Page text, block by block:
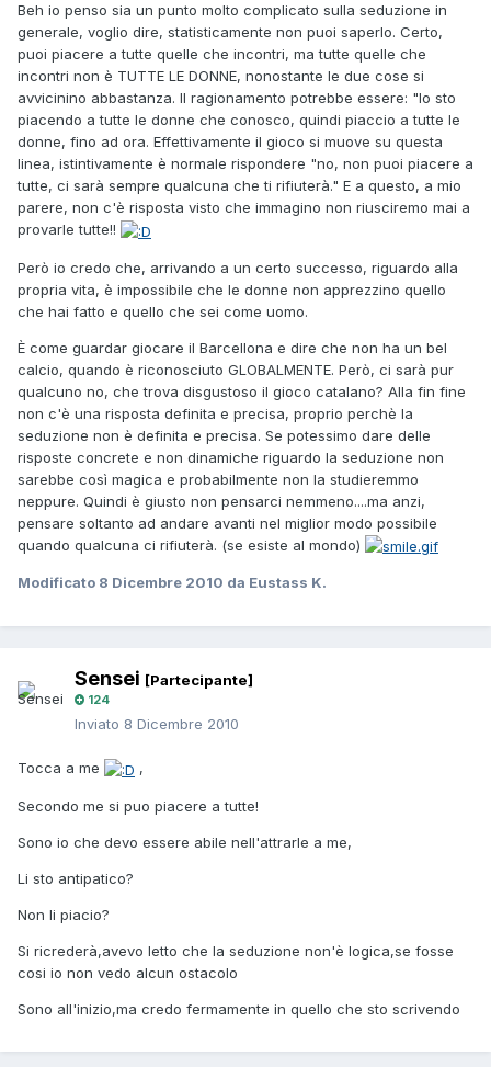
Beh io penso sia un punto molto complicato sulla seduzione in
generale, voglio dire, statisticamente non puoi saperlo. Certo,
puoi piacere a tutte quelle che incontri, ma tutte quelle che
incontri non è TUTTE LE DONNE, nonostante le due cose si
avvicinino abbastanza. Il ragionamento potrebbe essere: "Io sto
piacendo a tutte le donne che conosco, quindi piaccio a tutte le
donne, fino ad ora. Effettivamente il gioco si muove su questa
linea, istintivamente è normale rispondere "no, non puoi piacere a
tutte, ci sarà sempre qualcuna che ti rifiuterà." E a questo, a mio
parere, non c'è risposta visto che immagino non riusciremo mai a
provarle tutte!!
Però io credo che, arrivando a un certo successo, riguardo alla
propria vita, è impossibile che le donne non apprezzino quello
che hai fatto e quello che sei come uomo.
È come guardar giocare il Barcellona e dire che non ha un bel
calcio, quando è riconosciuto GLOBALMENTE. Però, ci sarà pur
qualcuno no, che trova disgustoso il gioco catalano? Alla fin fine
non c'è una risposta definita e precisa, proprio perchè la
seduzione non è definita e precisa. Se potessimo dare delle
risposte concrete e non dinamiche riguardo la seduzione non
sarebbe così magica e probabilmente non la studieremmo
neppure. Quindi è giusto non pensarci nemmeno....ma anzi,
pensare soltanto ad andare avanti nel miglior modo possibile
quando qualcuna ci rifiuterà. (se esiste al mondo)
Modificato 8 Dicembre 2010 da Eustass K.
Sensei [Partecipante]
124
Inviato 8 Dicembre 2010
Tocca a me ,
Secondo me si puo piacere a tutte!
Sono io che devo essere abile nell'attrarle a me,
Li sto antipatico?
Non li piacio?
Si ricrederà,avevo letto che la seduzione non'è logica,se fosse
cosi io non vedo alcun ostacolo
Sono all'inizio,ma credo fermamente in quello che sto scrivendo